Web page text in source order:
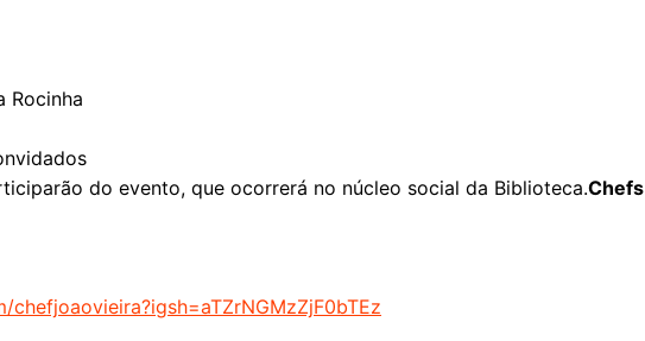
Rocinha
do evento, que ocorrerá no núcleo social da Biblioteca.Chefs
chefjoaovieira?igsh=aTZrNGMzZjF0bTEz